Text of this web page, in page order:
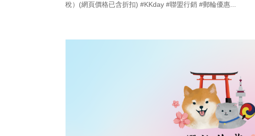
稅）(網頁價格已含折扣) #KKday #聯盟行銷 #郵輪優惠...